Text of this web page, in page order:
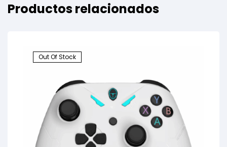
Productos relacionados
Out Of Stock